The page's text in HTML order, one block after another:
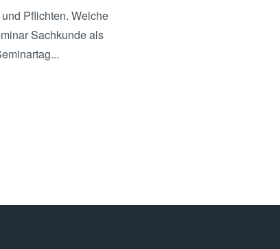
Pflichten. Welche
Sachkunde als